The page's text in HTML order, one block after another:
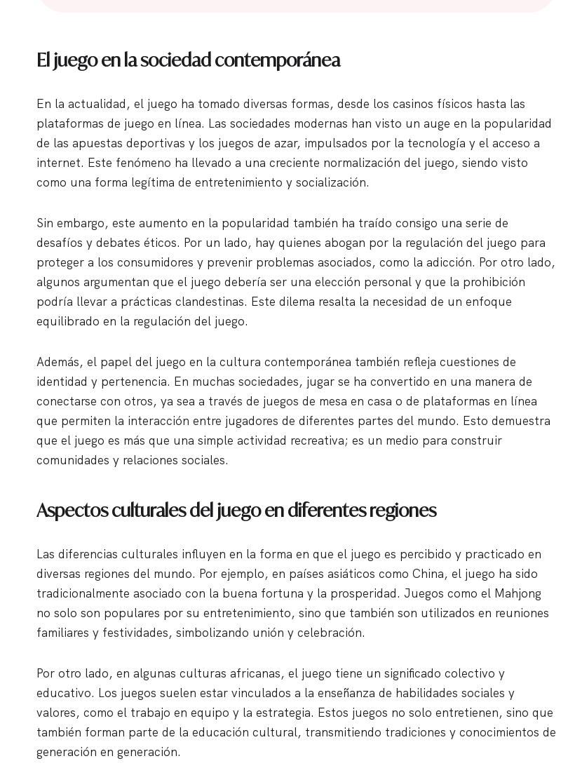
El juego en la sociedad contemporánea
En la actualidad, el juego ha tomado diversas formas, desde los casinos físicos hasta las
plataformas de juego en línea. Las sociedades modernas han visto un auge en la popularidad
de las apuestas deportivas y los juegos de azar, impulsados por la tecnología y el acceso a
internet. Este fenómeno ha llevado a una creciente normalización del juego, siendo visto
como una forma legítima de entretenimiento y socialización.
Sin embargo, este aumento en la popularidad también ha traído consigo una serie de
desafíos y debates éticos. Por un lado, hay quienes abogan por la regulación del juego para
proteger a los consumidores y prevenir problemas asociados, como la adicción. Por otro lado,
algunos argumentan que el juego debería ser una elección personal y que la prohibición
podría llevar a prácticas clandestinas. Este dilema resalta la necesidad de un enfoque
equilibrado en la regulación del juego.
Además, el papel del juego en la cultura contemporánea también refleja cuestiones de
identidad y pertenencia. En muchas sociedades, jugar se ha convertido en una manera de
conectarse con otros, ya sea a través de juegos de mesa en casa o de plataformas en línea
que permiten la interacción entre jugadores de diferentes partes del mundo. Esto demuestra
que el juego es más que una simple actividad recreativa; es un medio para construir
comunidades y relaciones sociales.
Aspectos culturales del juego en diferentes regiones
Las diferencias culturales influyen en la forma en que el juego es percibido y practicado en
diversas regiones del mundo. Por ejemplo, en países asiáticos como China, el juego ha sido
tradicionalmente asociado con la buena fortuna y la prosperidad. Juegos como el Mahjong
no solo son populares por su entretenimiento, sino que también son utilizados en reuniones
familiares y festividades, simbolizando unión y celebración.
Por otro lado, en algunas culturas africanas, el juego tiene un significado colectivo y
educativo. Los juegos suelen estar vinculados a la enseñanza de habilidades sociales y
valores, como el trabajo en equipo y la estrategia. Estos juegos no solo entretienen, sino que
también forman parte de la educación cultural, transmitiendo tradiciones y conocimientos de
generación en generación.